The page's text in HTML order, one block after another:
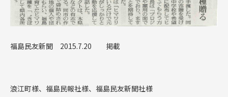
福島民友新聞 2015.7.20 掲載
浪江町様、福島民報社様、福島民友新聞社様